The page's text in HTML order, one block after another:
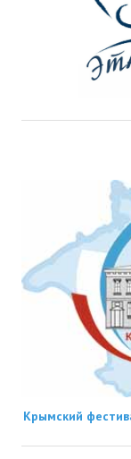
Крымский